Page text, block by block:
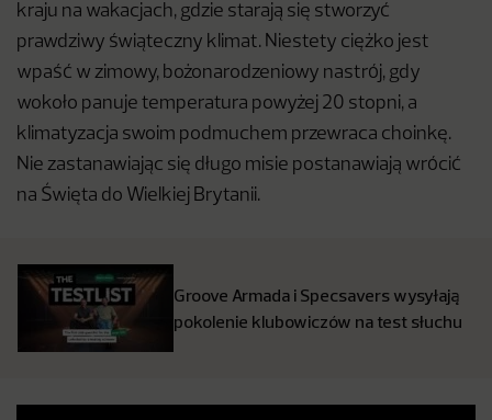
kraju na wakacjach, gdzie starają się stworzyć
prawdziwy świąteczny klimat. Niestety ciężko jest
wpaść w zimowy, bożonarodzeniowy nastrój, gdy
wokoło panuje temperatura powyżej 20 stopni, a
klimatyzacja swoim podmuchem przewraca choinkę.
Nie zastanawiając się długo misie postanawiają wrócić
na Święta do Wielkiej Brytanii.
Groove Armada i Specsavers wysyłają
pokolenie klubowiczów na test słuchu